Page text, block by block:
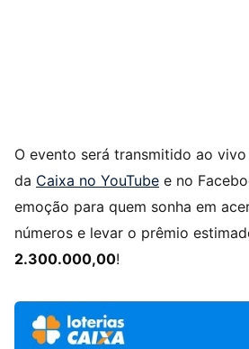
O evento será transmitido ao
da Caixa no YouTube e no
emoção para quem sonha em
números e levar o prêmio
2.300.000,00!